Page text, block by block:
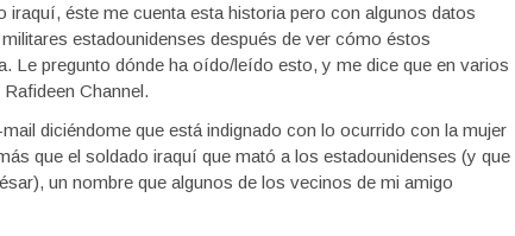
éste me cuenta esta historia pero con algunos datos
estadounidenses después de ver cómo éstos
Le pregunto dónde ha oído/leído esto, y me dice que en varios
Channel.
diciéndome que está indignado con lo ocurrido con la mujer
que el soldado iraquí que mató a los estadounidenses (y que
un nombre que algunos de los vecinos de mi amigo